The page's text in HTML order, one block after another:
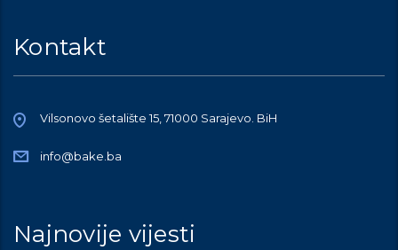
Kontakt
Vilsonovo šetalište 15, 71000 Sarajevo. BiH
info@bake.ba
Najnovije vijesti